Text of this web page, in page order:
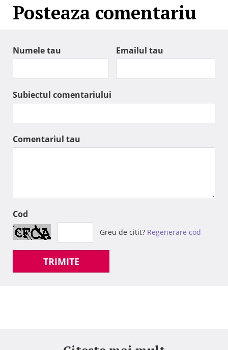
Posteaza comentariu
Numele tau Emailul tau
Subiectul comentariului
Comentariul tau
Cod
Greu de citit? Regenerare cod
TRIMITE